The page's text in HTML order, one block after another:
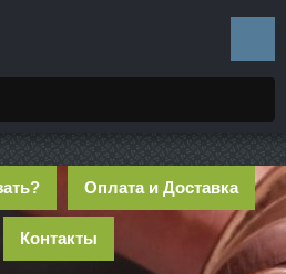
Оплата и Доставка
Контакты